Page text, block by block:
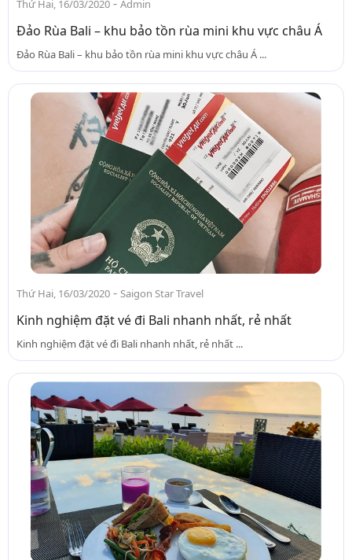
Thứ Hai, 16/03/2020 Admin
Đảo Rùa Bali – khu bảo tồn rùa mini khu vực châu Á
Đảo Rùa Bali – khu bảo tồn rùa mini khu vực châu Á ...
Thứ Hai, 16/03/2020 - Saigon Star Travel
Kinh nghiệm đặt vé đi Bali nhanh nhất, rẻ nhất
Kinh nghiệm đặt vé đi Bali nhanh nhất, rẻ nhất ...